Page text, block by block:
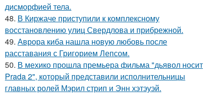
дисморфией тела.
48. В Киржаче приступили к комплексному
восстановлению улиц Свердлова и прибрежной.
49. Аврора киба нашла новую любовь после
расставания с Григорием Лепсом.
50. В мехико прошла премьера фильма "дьявол носит
Prada 2", который представили исполнительницы
главных ролей Мэрил стрип и Энн хэтэуэй.